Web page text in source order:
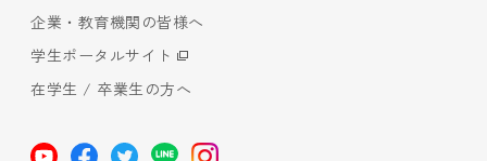
企業・教育機関の皆様へ
学生ポータルサイト
在学生 / 卒業生の方へ